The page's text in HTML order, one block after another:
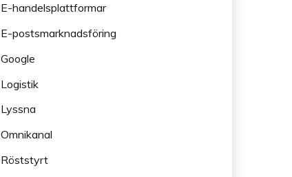
E-handelsplattformar
E-postsmarknadsföring
Google
Logistik
Lyssna
Omnikanal
Röststyrt